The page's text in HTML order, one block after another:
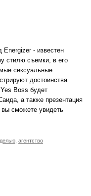
Energizer - известен
стилю съемки, в его
сексуальные
достоинства
Boss будет
а также презентация
вы сможете увидеть
агентство